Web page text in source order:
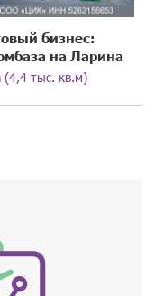
бизнес:
на Ларина
(4,4 тыс. кв.м)